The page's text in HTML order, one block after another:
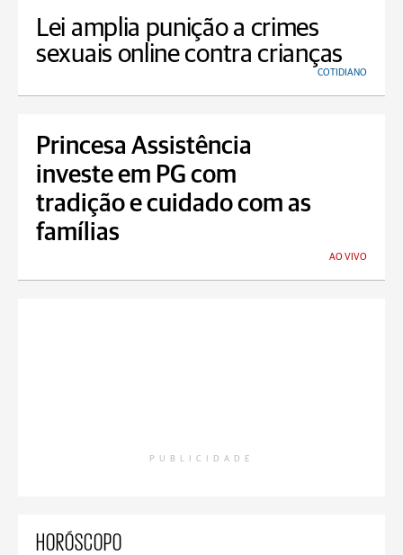
Lei amplia punição a crimes
sexuais online contra crianças
COTIDIANO
Princesa Assistência
investe em PG com
tradição e cuidado com as
famílias
AO VIVO
PUBLICIDADE
HORÓSCOPO